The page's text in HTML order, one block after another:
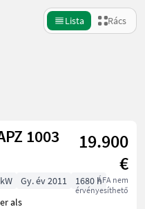
Lista Rács
Szűrők1003
19.900
€
ÁFA nem
érvényesíthető
Gy. év 2011
1680 h
als